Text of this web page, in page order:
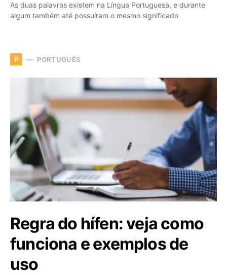
As duas palavras existem na Língua Portuguesa, e durante
algum também até possuíram o mesmo significado
P PORTUGUÊS
Regra do hífen: veja como
funciona e exemplos de
uso